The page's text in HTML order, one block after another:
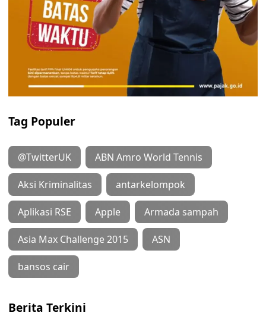
Tag Populer
@TwitterUK ABN Amro World Tennis
Aksi Kriminalitas antarkelompok
Aplikasi RSE Apple Armada sampah
Asia Max Challenge 2015 ASN
bansos cair
Berita Terkini